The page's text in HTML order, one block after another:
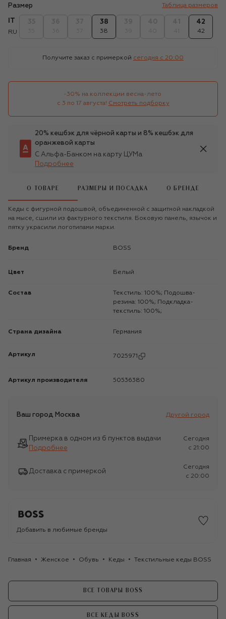
Размер Таблица размеров
RU
38
38
42
42
Получите заказ с примеркой сегодня c 20:00
-30% на коллекции весна-лето
с 3 по 17 августа! Смотреть подборку
20% кешбэк для чёрной карты и 8% кешбэк для
оранжевой карты
С Альфа-Банком на карту ЦУМа
Подробнее
О ТОВАРЕ РАЗМЕРЫ И ПОСАДКА О БРЕНДЕ
Кеды с фигурной подошвой, объединенной с защитной накладкой
на мысе, сшили из фактурного текстиля. Боковую панель, язычок и
пятку украсили логотипами марки.
Бренд BOSS
Цвет Белый
Состав
Текстиль: 100%; Подошва-
резина: 100%; Подкладка-
текстиль: 100%;
Страна дизайна Германия
Артикул 7025971
Артикул производителя 50536380
Ваш город Москва Другой город
Примерка в одном из 6 пунктов выдачи
Подробнее
Сегодня
c 21:00
Доставка с примеркой
Сегодня
c 20:00
Добавить в любимые бренды
Главная Женское Обувь Кеды Текстильные кеды BOSS
ВСЕ ТОВАРЫ BOSS
ВСЕ КЕДЫ BOSS